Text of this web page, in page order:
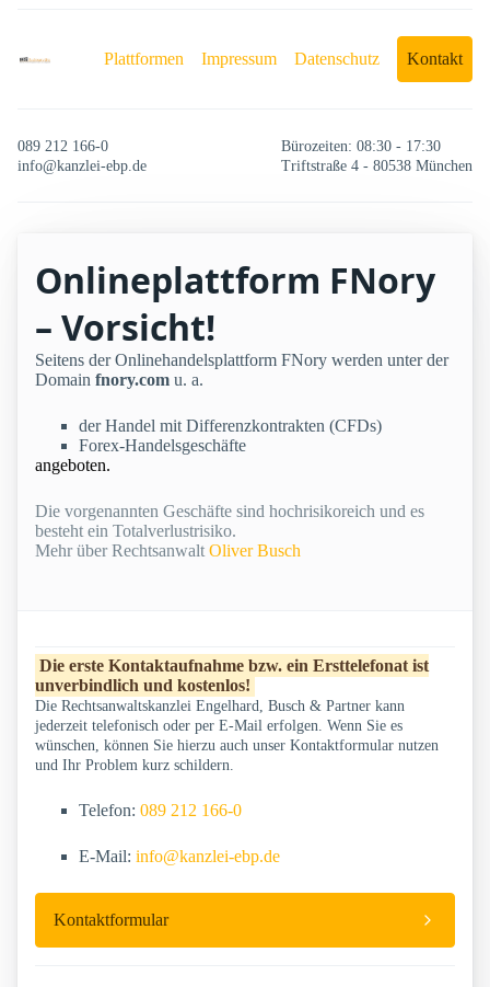
Plattformen Impressum Datenschutz Kontakt
089 212 166-0
info@kanzlei-ebp.de
Bürozeiten: 08:30 - 17:30
Triftstraße 4 - 80538 München
Onlineplattform FNory
– Vorsicht!
Seitens der Onlinehandelsplattform FNory werden unter der
Domain fnory.com u. a.
der Handel mit Differenzkontrakten (CFDs)
Forex-Handelsgeschäfte
angeboten.
Die vorgenannten Geschäfte sind hochrisikoreich und es
besteht ein Totalverlustrisiko.
Mehr über Rechtsanwalt Oliver Busch
Die erste Kontaktaufnahme bzw. ein Ersttelefonat ist
unverbindlich und kostenlos!
Die Rechtsanwaltskanzlei Engelhard, Busch & Partner kann
jederzeit telefonisch oder per E-Mail erfolgen. Wenn Sie es
wünschen, können Sie hierzu auch unser Kontaktformular nutzen
und Ihr Problem kurz schildern.
Telefon: 089 212 166-0
E-Mail: info@kanzlei-ebp.de
Kontaktformular